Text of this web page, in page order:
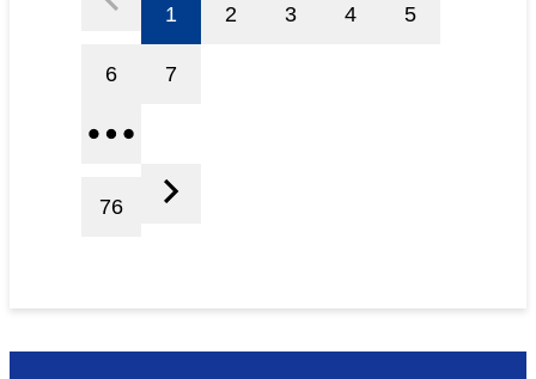
1 2 3 4 5
6 7
76